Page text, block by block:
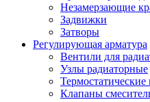
Незамерзающие
Задвижки
Затворы
Регулирующая арматура
Вентили для
Узлы радиаторные
Термостатические
Клапаны